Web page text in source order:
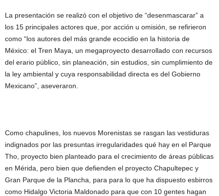
La presentación se realizó con el objetivo de “desenmascarar” a
los 15 principales actores que, por acción u omisión, se refirieron
como “los autores del más grande ecocidio en la historia de
México: el Tren Maya, un megaproyecto desarrollado con recursos
del erario público, sin planeación, sin estudios, sin cumplimiento de
la ley ambiental y cuya responsabilidad directa es del Gobierno
Mexicano”, aseveraron.
Como chapulines, los nuevos Morenistas se rasgan las vestiduras
indignados por las presuntas irregularidades qué hay en el Parque
Tho, proyecto bien planteado para el crecimiento de áreas públicas
en Mérida, pero bien que defienden el proyecto Chapultepec y
Gran Parque de la Plancha, para para lo que ha dispuesto esbirros
como Hidalgo Victoria Maldonado para que con 10 gentes hagan